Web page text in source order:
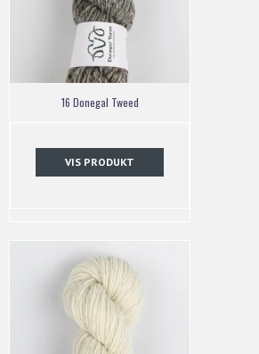
16 Donegal Tweed
VIS PRODUKT